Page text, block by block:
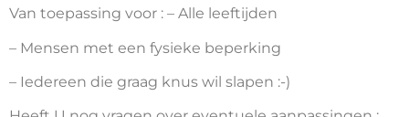
Van toepassing voor : – Alle leeftijden
– Mensen met een fysieke beperking
– Iedereen die graag knus wil slapen :-)